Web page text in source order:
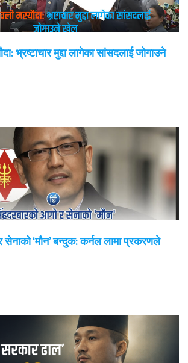
भ्रष्टाचार मुद्दा लागेका सांसदलाई जोगाउने
‘मौन’ बन्दुक: कर्नल लामा प्रकरणले